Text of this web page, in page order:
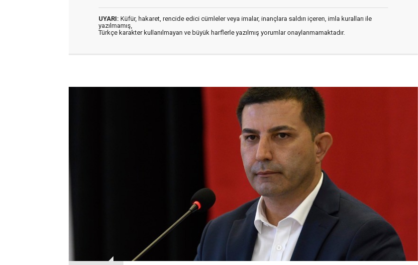
UYARI: Küfür, hakaret, rencide edici cümleler veya imalar, inançlara saldırı içeren, imla kuralları ile
yazılmamış,
Türkçe karakter kullanılmayan ve büyük harflerle yazılmış yorumlar onaylanmamaktadır.